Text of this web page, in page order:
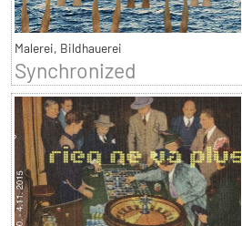
Malerei, Bildhauerei
Synchronized